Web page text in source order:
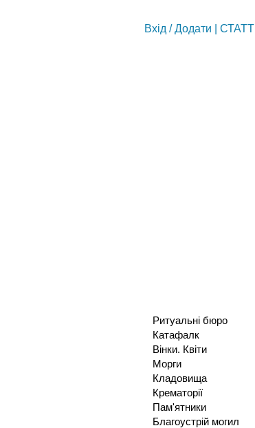
Вхід /Додати СТАТТІ
Ритуальні бюро
Катафалк
Вінки. Квіти
Морги
Кладовища
Крематорії
Пам'ятники
Благоустрій могил